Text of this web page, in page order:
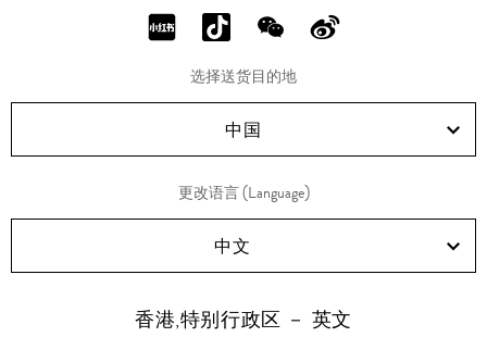
分
RED!
分
享
Douyin!
分
享
WeChat!
分
Weibo!
选择送货目的地
中国
更改语言 (Language)
中文
香港,特别行政区 － 英文